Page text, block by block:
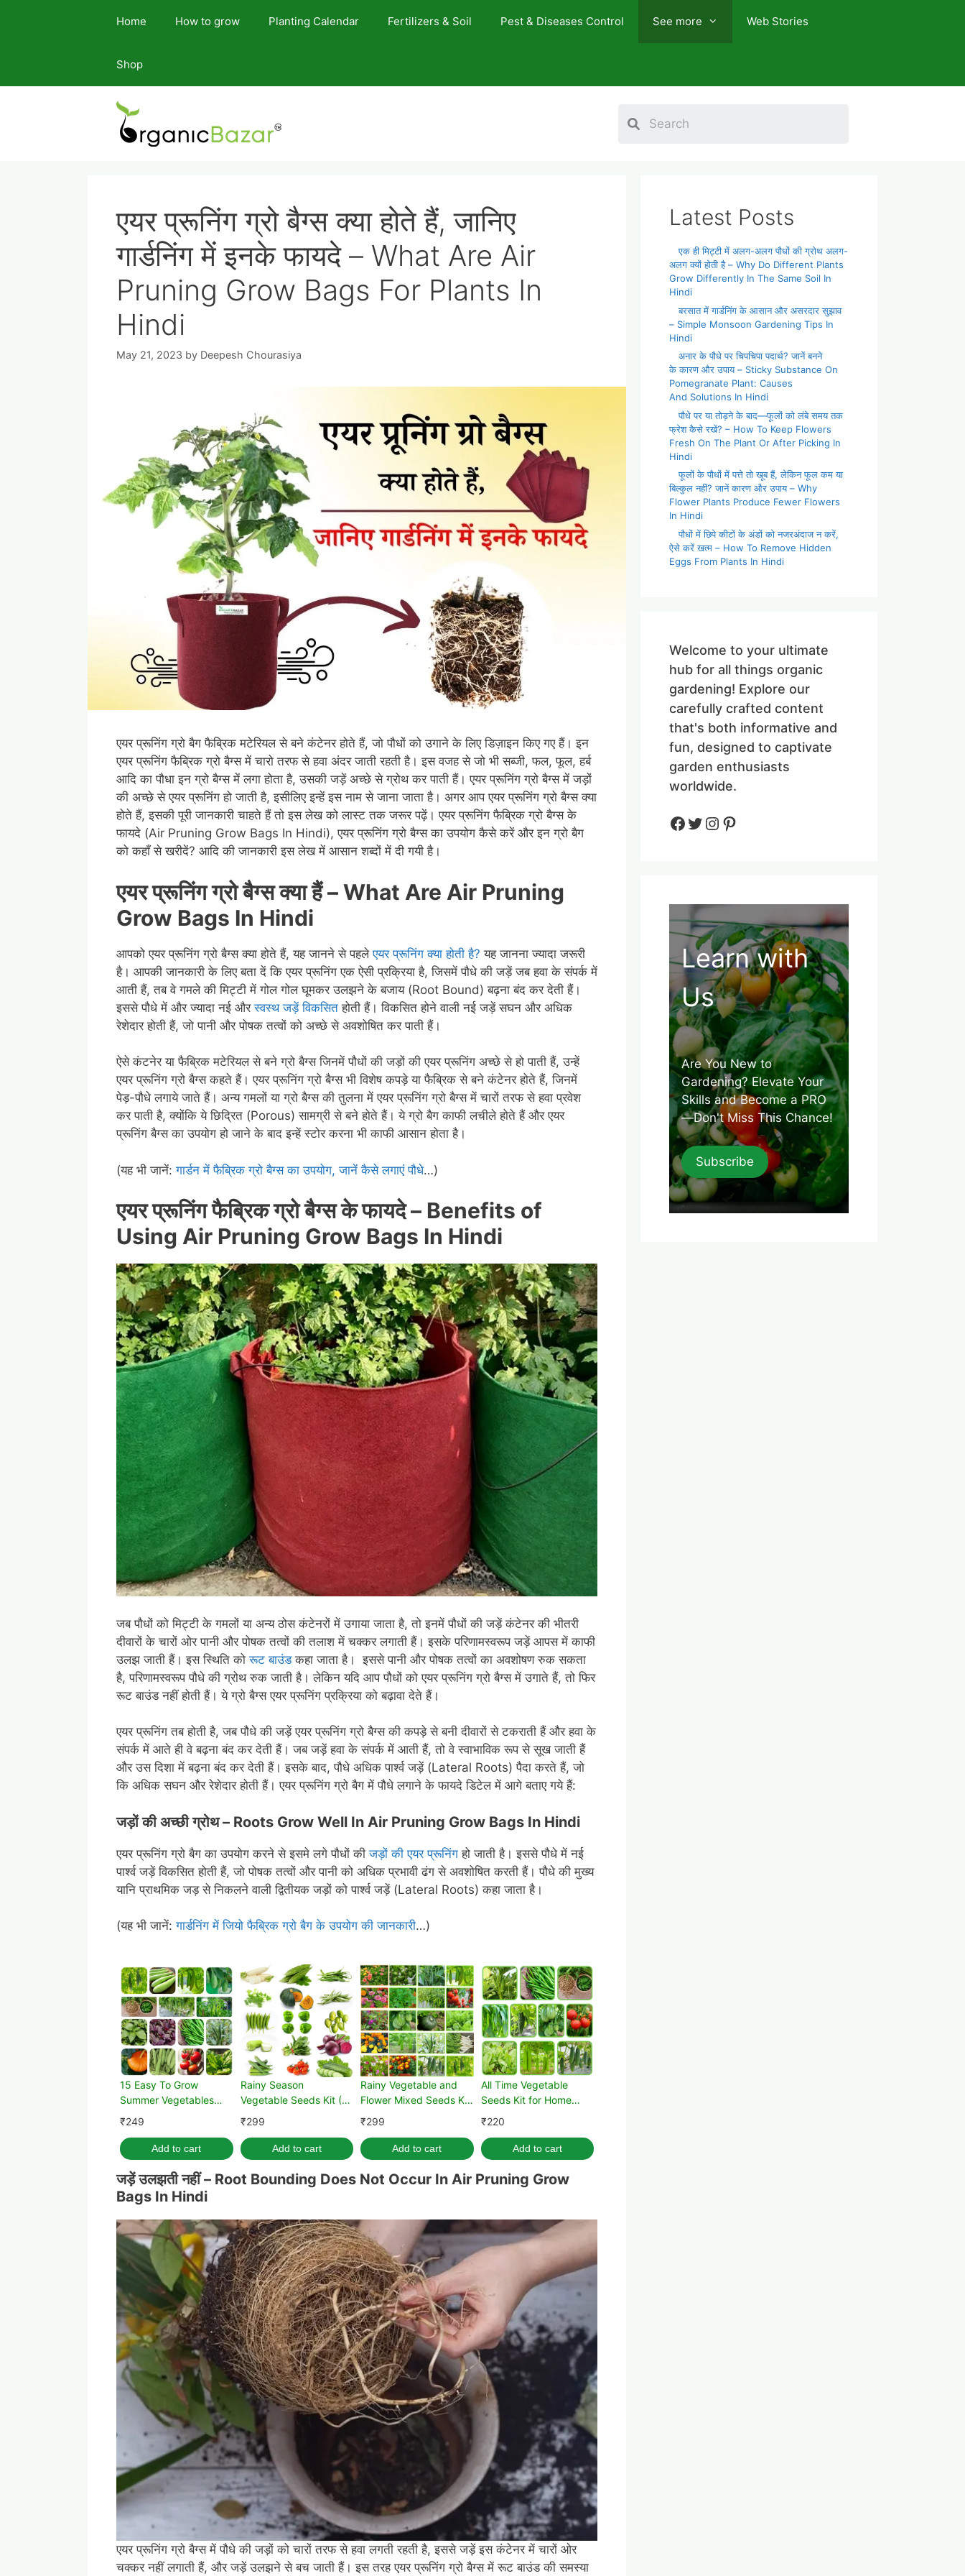
Home How to grow Planting Calendar Fertilizers & Soil Pest & Diseases Control See more Web Stories
Shop
एयर प्रूनिंग ग्रो बैग्स क्या होते हैं, जानिए
गार्डनिंग में इनके फायदे – What Are Air
Pruning Grow Bags For Plants In
Hindi
May 21, 2023 by Deepesh Chourasiya
एयर प्रूनिंग ग्रो बैग फैब्रिक मटेरियल से बने कंटेनर होते हैं, जो पौधों को उगाने के लिए डिज़ाइन किए गए हैं। इन
एयर प्रूनिंग फैब्रिक ग्रो बैग्स में चारो तरफ से हवा अंदर जाती रहती है। इस वजह से जो भी सब्जी, फल, फूल, हर्ब
आदि का पौधा इन ग्रो बैग्स में लगा होता है, उसकी जड़ें अच्छे से ग्रोथ कर पाती हैं। एयर प्रूनिंग ग्रो बैग्स में जड़ों
की अच्छे से एयर प्रूनिंग हो जाती है, इसीलिए इन्हें इस नाम से जाना जाता है। अगर आप एयर प्रूनिंग ग्रो बैग्स क्या
होते हैं, इसकी पूरी जानकारी चाहते हैं तो इस लेख को लास्ट तक जरूर पढ़ें। एयर प्रूनिंग फैब्रिक ग्रो बैग्स के
फायदे (Air Pruning Grow Bags In Hindi), एयर प्रूनिंग ग्रो बैग्स का उपयोग कैसे करें और इन ग्रो बैग
को कहाँ से खरीदें? आदि की जानकारी इस लेख में आसान शब्दों में दी गयी है।
एयर प्रूनिंग ग्रो बैग्स क्या हैं – What Are Air Pruning
Grow Bags In Hindi
आपको एयर प्रूनिंग ग्रो बैग्स क्या होते हैं, यह जानने से पहलेएयर प्रूनिंग क्या होती है? यह जानना ज्यादा जरूरी
है। आपकी जानकारी के लिए बता दें कि एयर प्रूनिंग एक ऐसी प्रक्रिया है, जिसमें पौधे की जड़ें जब हवा के संपर्क में
आती हैं, तब वे गमले की मिट्टी में गोल गोल घूमकर उलझने के बजाय (Root Bound) बढ़ना बंद कर देती हैं।
इससे पौधे में और ज्यादा नई औरस्वस्थ जड़ें विकसित होती हैं। विकसित होने वाली नई जड़ें सघन और अधिक
रेशेदार होती हैं, जो पानी और पोषक तत्वों को अच्छे से अवशोषित कर पाती हैं।
ऐसे कंटनेर या फैब्रिक मटेरियल से बने ग्रो बैग्स जिनमें पौधों की जड़ों की एयर प्रूनिंग अच्छे से हो पाती हैं, उन्हें
एयर प्रूनिंग ग्रो बैग्स कहते हैं। एयर प्रूनिंग ग्रो बैग्स भी विशेष कपड़े या फैब्रिक से बने कंटेनर होते हैं, जिनमें
पेड़-पौधे लगाये जाते हैं। अन्य गमलों या ग्रो बैग्स की तुलना में एयर प्रूनिंग ग्रो बैग्स में चारों तरफ से हवा प्रवेश
कर पाती है, क्योंकि ये छिद्रित (Porous) सामग्री से बने होते हैं। ये ग्रो बैग काफी लचीले होते हैं और एयर
प्रूनिंग बैग्स का उपयोग हो जाने के बाद इन्हें स्टोर करना भी काफी आसान होता है।
(यह भी जानें:गार्डन में फैब्रिक ग्रो बैग्स का उपयोग, जानें कैसे लगाएं पौधे…)
एयर प्रूनिंग फैब्रिक ग्रो बैग्स के फायदे – Benefits of
Using Air Pruning Grow Bags In Hindi
जब पौधों को मिट्टी के गमलों या अन्य ठोस कंटेनरों में उगाया जाता है, तो इनमें पौधों की जड़ें कंटेनर की भीतरी
दीवारों के चारों ओर पानी और पोषक तत्वों की तलाश में चक्कर लगाती हैं। इसके परिणामस्वरूप जड़ें आपस में काफी
उलझ जाती हैं। इस स्थिति कोरूट बाउंडकहा जाता है। इससे पानी और पोषक तत्वों का अवशोषण रुक सकता
है, परिणामस्वरूप पौधे की ग्रोथ रुक जाती है। लेकिन यदि आप पौधों को एयर प्रूनिंग ग्रो बैग्स में उगाते हैं, तो फिर
रूट बाउंड नहीं होती हैं। ये ग्रो बैग्स एयर प्रूनिंग प्रक्रिया को बढ़ावा देते हैं।
एयर प्रूनिंग तब होती है, जब पौधे की जड़ें एयर प्रूनिंग ग्रो बैग्स की कपड़े से बनी दीवारों से टकराती हैं और हवा के
संपर्क में आते ही वे बढ़ना बंद कर देती हैं। जब जड़ें हवा के संपर्क में आती हैं, तो वे स्वाभाविक रूप से सूख जाती हैं
और उस दिशा में बढ़ना बंद कर देती हैं। इसके बाद, पौधे अधिक पार्श्व जड़ें (Lateral Roots) पैदा करते हैं, जो
कि अधिक सघन और रेशेदार होती हैं। एयर प्रूनिंग ग्रो बैग में पौधे लगाने के फायदे डिटेल में आगे बताए गये हैं:
जड़ों की अच्छी ग्रोथ – Roots Grow Well In Air Pruning Grow Bags In Hindi
एयर प्रूनिंग ग्रो बैग का उपयोग करने से इसमे लगे पौधों कीजड़ों की एयर प्रूनिंग हो जाती है। इससे पौधे में नई
पार्श्व जड़ें विकसित होती हैं, जो पोषक तत्वों और पानी को अधिक प्रभावी ढंग से अवशोषित करती हैं। पौधे की मुख्य
यानि प्राथमिक जड़ से निकलने वाली द्वितीयक जड़ों को पार्श्व जड़ें (Lateral Roots) कहा जाता है।
(यह भी जानें:गार्डनिंग में जियो फैब्रिक ग्रो बैग के उपयोग की जानकारी…)
15 Easy To Grow
Summer Vegetables
Seeds Kit For Home
₹249
Add to cart
Rainy Season
Vegetable Seeds Kit (15
Best Vegetable)
₹299
Add to cart
Rainy Vegetable and
Flower Mixed Seeds Kit
for Home Gardening
₹299
Add to cart
All Time Vegetable
Seeds Kit for Home
Gardening
₹220
Add to cart
जड़ें उलझती नहीं – Root Bounding Does Not Occur In Air Pruning Grow
Bags In Hindi
एयर प्रूनिंग ग्रो बैग्स में पौधे की जड़ों को चारों तरफ से हवा लगती रहती है, इससे जड़ें इस कंटेनर में चारों ओर
चक्कर नहीं लगाती हैं, और जड़ें उलझने से बच जाती हैं। इस तरह एयर प्रूनिंग ग्रो बैग्स में रूट बाउंड की समस्या
Latest Posts
एक ही मिट्टी में अलग-अलग पौधों की ग्रोथ अलग-
अलग क्यों होती है – Why Do Different Plants
Grow Differently In The Same Soil In
Hindi
बरसात में गार्डनिंग के आसान और असरदार सुझाव
– Simple Monsoon Gardening Tips In
Hindi
अनार के पौधे पर चिपचिपा पदार्थ? जानें बनने
के कारण और उपाय – Sticky Substance On
Pomegranate Plant: Causes
And Solutions In Hindi
पौधे पर या तोड़ने के बाद—फूलों को लंबे समय तक
फ्रेश कैसे रखें? – How To Keep Flowers
Fresh On The Plant Or After Picking In
Hindi
फूलों के पौधों में पत्ते तो खूब हैं, लेकिन फूल कम या
बिल्कुल नहीं? जानें कारण और उपाय – Why
Flower Plants Produce Fewer Flowers
In Hindi
पौधों में छिपे कीटों के अंडों को नजरअंदाज न करें,
ऐसे करें खत्म – How To Remove Hidden
Eggs From Plants In Hindi
Welcome to your ultimate
hub for all things organic
gardening! Explore our
carefully crafted content
that's both informative and
fun, designed to captivate
garden enthusiasts
worldwide.
Facebook
Twitter
Instagram
Pinteres
Learn with
Us
Are You New to
Gardening? Elevate Your
Skills and Become a PRO
—Don't Miss This Chance!
Subscribe